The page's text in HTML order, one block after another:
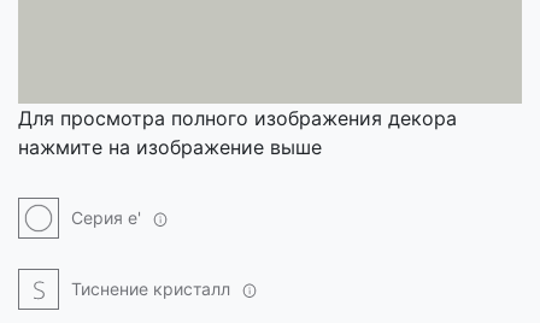
Для просмотра полного изображения декора
нажмите на изображение выше
Серия e'
Тиснение кристалл